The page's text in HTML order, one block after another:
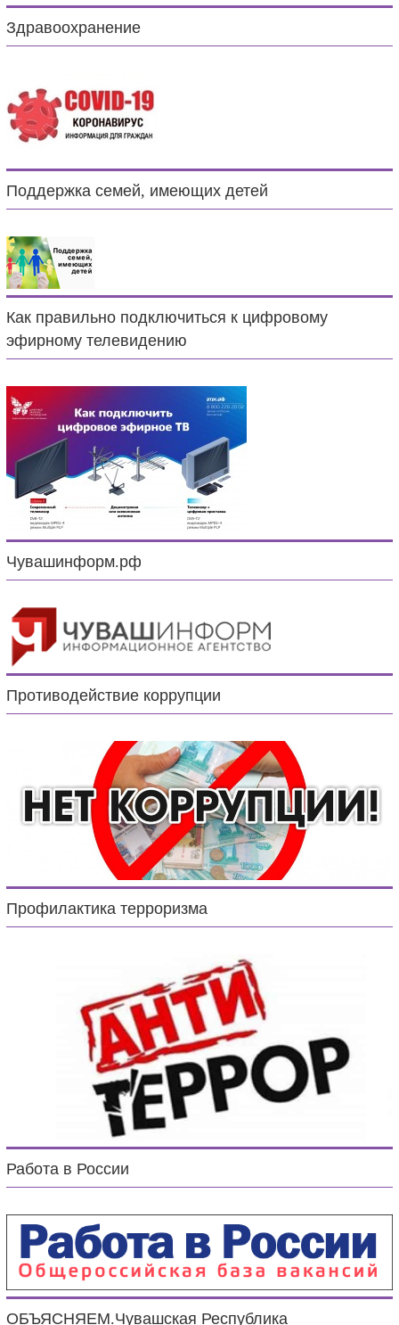
Здравоохранение
Поддержка семей, имеющих детей
Как правильно подключиться к цифровому
эфирному телевидению
Чувашинформ.рф
Противодействие коррупции
Профилактика терроризма
Работа в России
ОБЪЯСНЯЕМ.Чувашская Республика